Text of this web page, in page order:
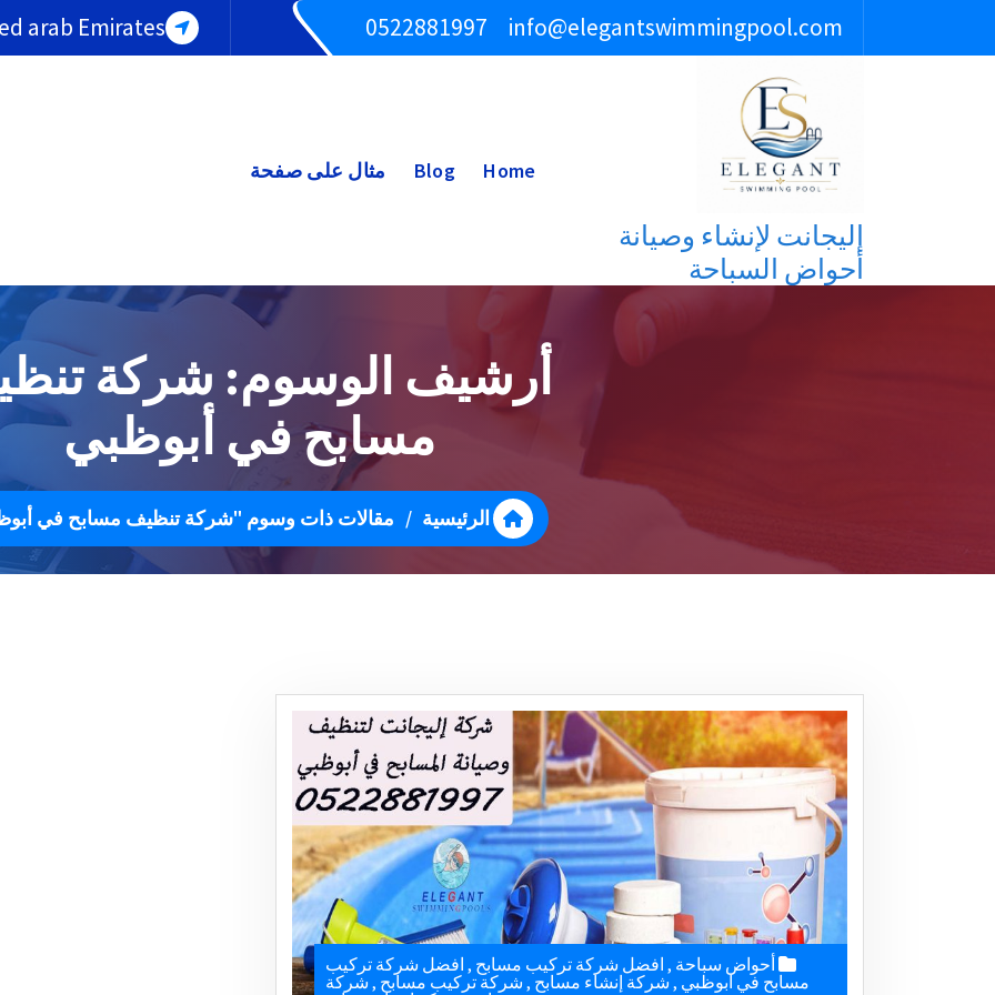
info@elegantswimmingpool.com
0522881997
arab Emirates
إليجانت لإنشاء وصيانة
أحواض السباحة
Home
Blog مثال على صفحة
أرشيف الوسوم: شركة
مسابح في أبوظبي
الرئيسية / مقالات ذات وسوم "شركة تنظيف مسابح في
أحواض سباحة , افضل شركة تركيب مسابح , افضل شركة تركيب
مسابح في ابوظبي , شركة إنشاء مسابح , شركة تركيب مسابح , شركة